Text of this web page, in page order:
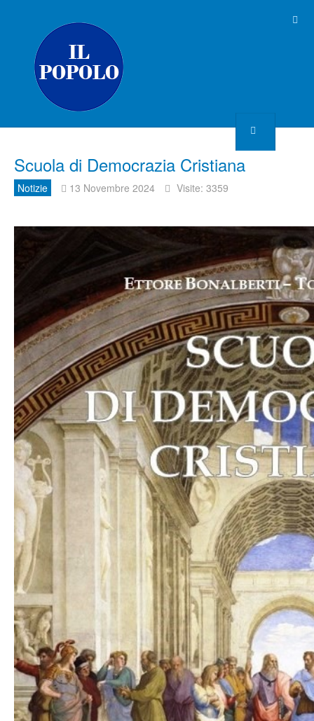
Scuola di Democrazia Cristiana
Notizie 13 Novembre 2024 Visite: 3359